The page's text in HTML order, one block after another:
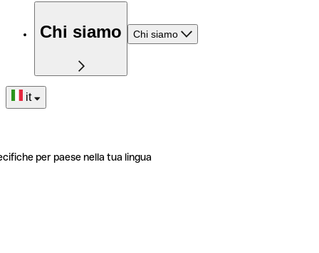
Chi siamo Chi siamo
it
per paese nella tua lingua